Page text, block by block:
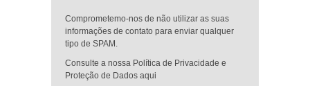
Comprometemo-nos de não utilizar as suas
informações de contato para enviar qualquer
tipo de SPAM.
Consulte a nossa Política de Privacidade e
Proteção de Dados aqui